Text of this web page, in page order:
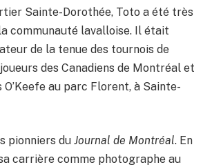
Sainte-Dorothée, Toto a été très
communauté lavalloise. Il était
de la tenue des tournois de
des Canadiens de Montréal et
O’Keefe au parc Florent, à Sainte-
pionniers du Journal de Montréal. En
carrière comme photographe au